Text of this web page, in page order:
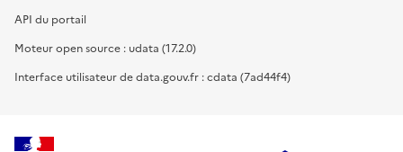
API du portail
Moteur open source : udata (17.2.0)
Interface utilisateur de data.gouv.fr : cdata (7ad44f4)